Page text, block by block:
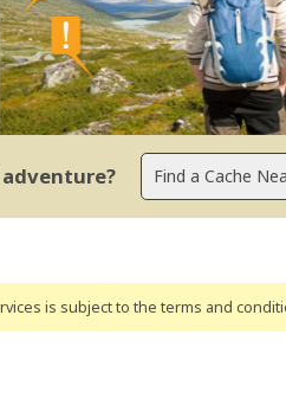
is subject to the terms and